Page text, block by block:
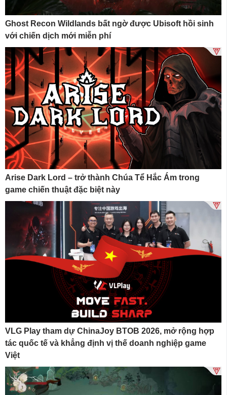
Ghost Recon Wildlands bất ngờ được Ubisoft hồi sinh
với chiến dịch mới miễn phí
Arise Dark Lord – trở thành Chúa Tể Hắc Ám trong
game chiến thuật đặc biệt này
VLG Play tham dự ChinaJoy BTOB 2026, mở rộng hợp
tác quốc tế và khẳng định vị thế doanh nghiệp game
Việt